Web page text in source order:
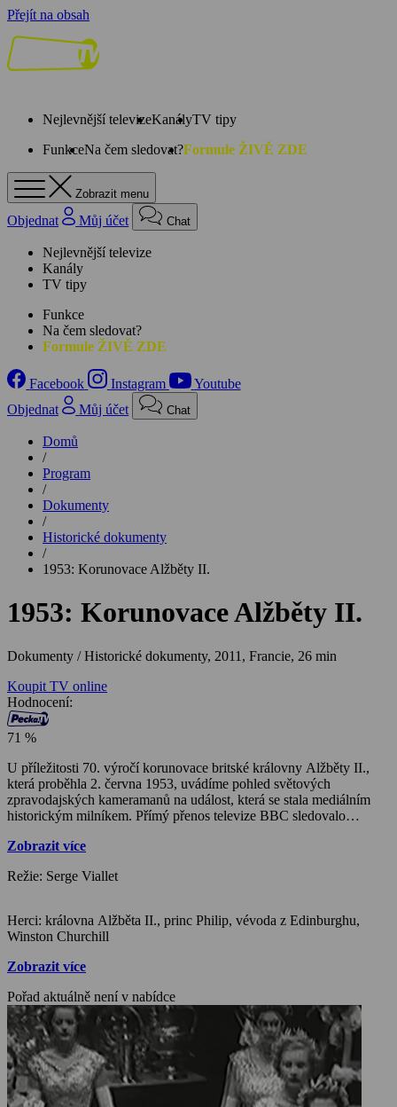
Přejít na obsah
Nejlevnější televizeKanályTV tipy
FunkceNa čem sledovat?Formule ŽIVĚ ZDE
Zobrazit menu
Objednat Můj účet Chat
Nejlevnější televize
Kanály
TV tipy
Funkce
Na čem sledovat?
Formule ŽIVĚ ZDE
Facebook Instagram
Youtube
Objednat
Můj účet Chat
Domů
/
Program
/
Dokumenty
/
Historické dokumenty
/
1953: Korunovace Alžběty II.
1953: Korunovace Alžběty II.
Dokumenty / Historické dokumenty, 2011, Francie, 26 min
Koupit TV online
Hodnocení:
71 %
U příležitosti 70. výročí korunovace britské královny Alžběty II.,
která proběhla 2. června 1953, uvádíme pohled světových
zpravodajských kameramanů na událost, která se stala mediálním
historickým milníkem. Přímý přenos televize BBC sledovalo
záznamu (rozesílaného letadly) další miliony diváků. Na
tehdejším omezeným technickým možnostem složitě proveditelný,
Philip, vévoda z Edinburghu.
Zobrazit více
Režie: Serge Viallet
Herci: královna Alžběta II., princ Philip, vévoda z Edinburghu,
Winston Churchill
Zobrazit více
Pořad aktuálně není v nabídce